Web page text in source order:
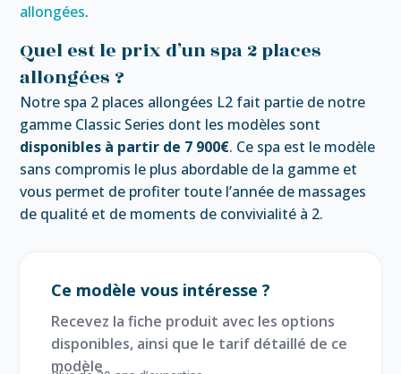
allongées.
Quel est le prix d’un spa 2 places
allongées ?
Notre spa 2 places allongées L2 fait partie de notre
gamme Classic Series dont les modèles sont
disponibles à partir de 7 900€. Ce spa est le modèle
sans compromis le plus abordable de la gamme et
vous permet de profiter toute l’année de massages
de qualité et de moments de convivialité à 2.
Ce modèle vous intéresse ?
Recevez la fiche produit avec les options
disponibles, ainsi que le tarif détaillé de ce
modèle